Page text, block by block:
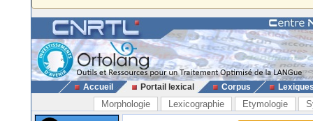
Accueil Portail lexical Corpus
Morphologie Lexicographie Etymologie